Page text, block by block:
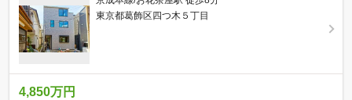
東京都葛飾区四つ木５丁目
4,850万円